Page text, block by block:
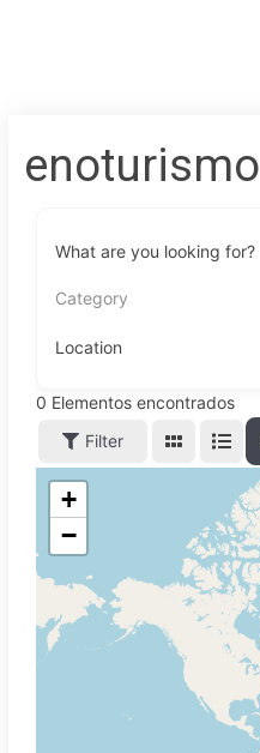
enoturismo
What are you looking for?
Category
Location
0 Elementos encontrados
Filter
+
−